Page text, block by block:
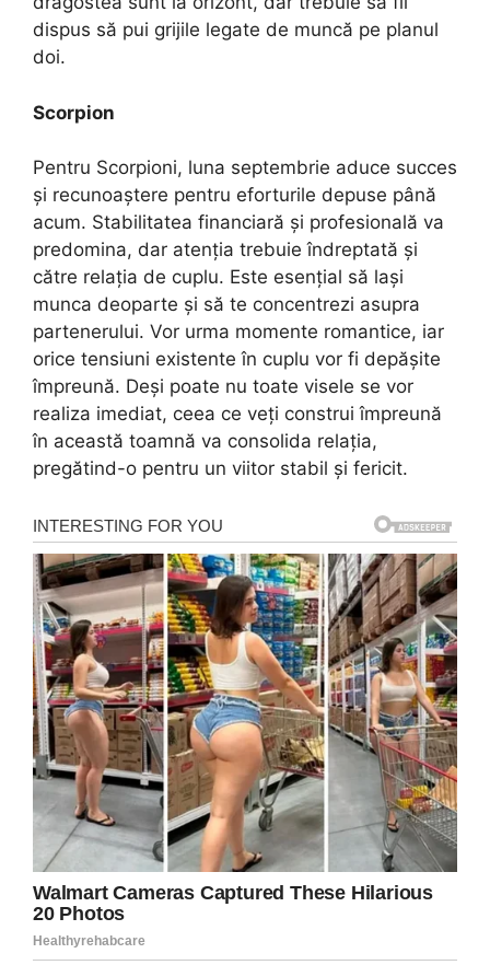
dispus să pui grijile legate de muncă pe planul
doi.
Scorpion
Pentru Scorpioni, luna septembrie aduce succes
și recunoaștere pentru eforturile depuse până
acum. Stabilitatea financiară și profesională va
predomina, dar atenția trebuie îndreptată și
către relația de cuplu. Este esențial să lași
munca deoparte și să te concentrezi asupra
partenerului. Vor urma momente romantice, iar
orice tensiuni existente în cuplu vor fi depășite
împreună. Deși poate nu toate visele se vor
realiza imediat, ceea ce veți construi împreună
în această toamnă va consolida relația,
pregătind-o pentru un viitor stabil și fericit.